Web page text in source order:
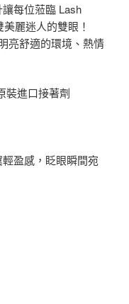
每位蒞臨 Lash
麗迷人的雙眼！
亮舒適的環境、熱情
裝進口接著劑
盈感，眨眼瞬間宛